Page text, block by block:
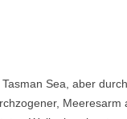
Sea, aber